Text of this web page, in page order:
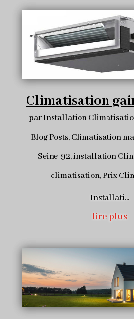
Climatisation
parInstallation
Blog Posts,Climatisation
Seine-92,installation
climatisation,Prix
Installati...
lire plus